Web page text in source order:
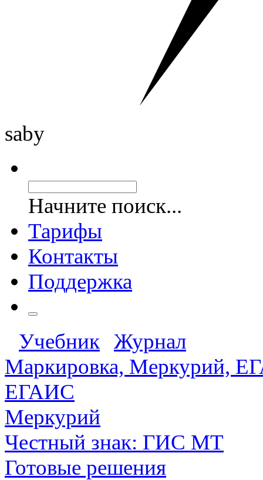
saby
Начните поиск...
Тарифы
Контакты
Поддержка
Учебник
Журнал
Маркировка, Меркурий,
ЕГАИС
Меркурий
Честный знак: ГИС МТ
Готовые решения